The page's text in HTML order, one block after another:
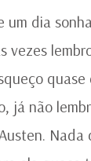
um dia
vezes
quase
já não
Nada